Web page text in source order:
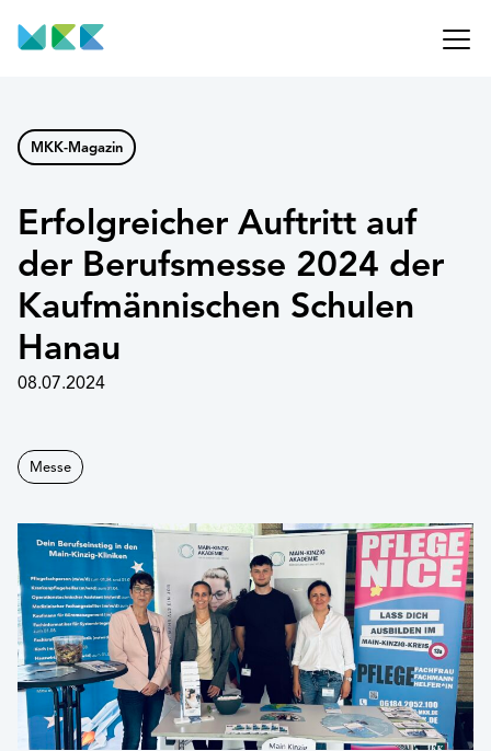
MKK-Magazin
Erfolgreicher Auftritt auf
der Berufsmesse 2024 der
Kaufmännischen Schulen
Hanau
08.07.2024
Messe